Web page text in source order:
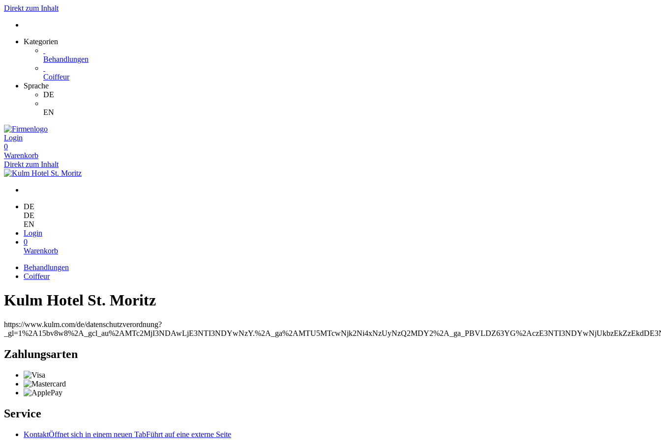
Direkt zum Inhalt
Kategorien
Behandlungen
Coiffeur
Sprache
DE
EN
Login
0
Warenkorb
Direkt zum Inhalt
DE
DE
EN
Login
0
Warenkorb
Behandlungen
Coiffeur
Kulm Hotel St. Moritz
https://www.kulm.com/de/datenschutzverordnung?
Zahlungsarten
Service
KontaktÖffnet sich in einem neuen TabFührt auf eine externe Seite